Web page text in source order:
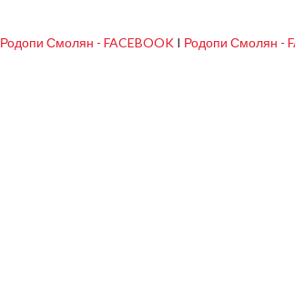
Родопи Смолян - FACEBOOK I Родопи Смолян -